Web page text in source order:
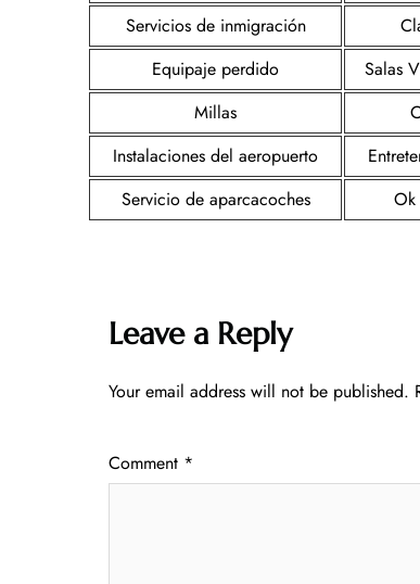
Servicios de inmigración
Equipaje perdido
Salas
Millas
Instalaciones del aeropuerto
Servicio de aparcacoches
Ok
Leave a Reply
Your email address will not be published.
Comment *